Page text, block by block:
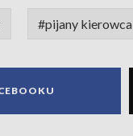
#pijany kierowca